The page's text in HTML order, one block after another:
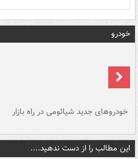
خودرو
خودروهای جدید شیائومی در راه بازار
این مطالب را از دست ندهید....